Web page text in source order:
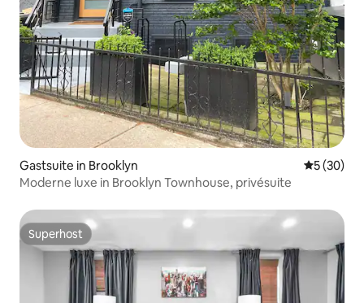
Gastsuite in Brooklyn
5 (30)
Moderne luxe in Brooklyn Townhouse, privésuite
Superhost
Superhost